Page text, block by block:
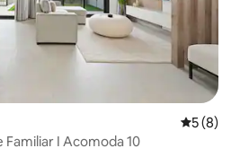
5 de
5 (8)
I Acomoda 10